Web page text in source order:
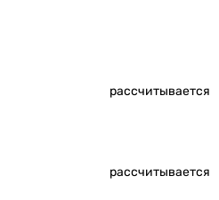
рассчитывается
рассчитывается